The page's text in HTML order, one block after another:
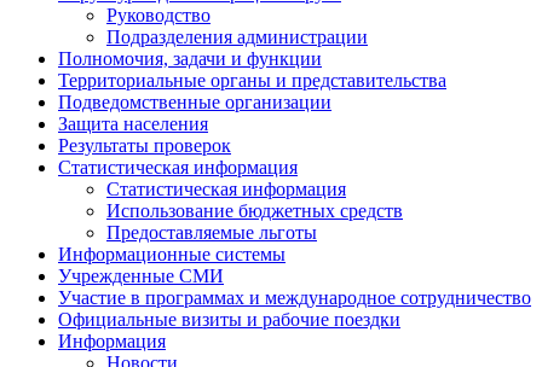
Руководство
Подразделения администрации
Полномочия, задачи и функции
Территориальные органы и представительства
Подведомственные организации
Защита населения
Результаты проверок
Статистическая информация
Статистическая информация
Использование бюджетных средств
Предоставляемые льготы
Информационные системы
Учрежденные СМИ
Участие в программах и международное сотрудничество
Официальные визиты и рабочие поездки
Информация
Новости